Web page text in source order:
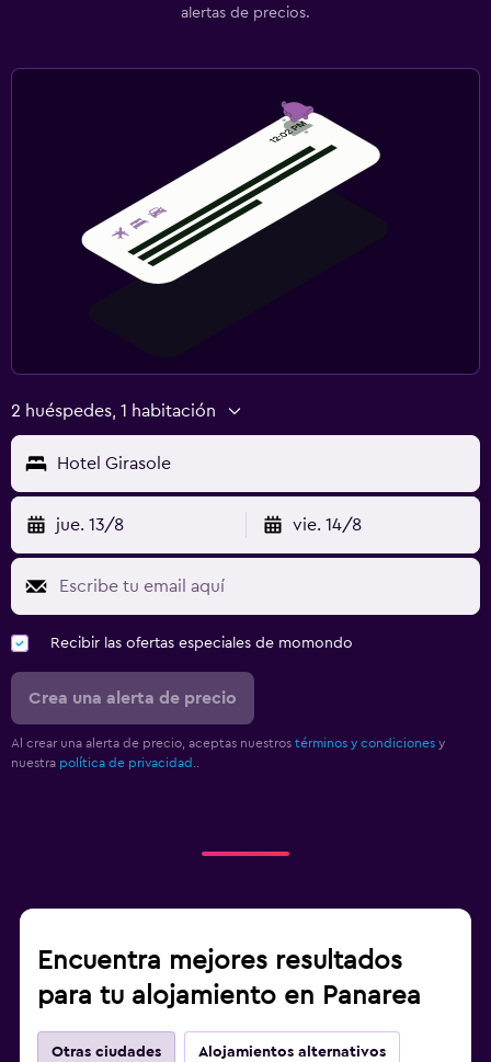
alertas de precios.
2 huéspedes, 1 habitación
Hotel Girasole
jue. 13/8 vie. 14/8
Recibir las ofertas especiales de momondo
Crea una alerta de precio
Al crear una alerta de precio, aceptas nuestros términos y condiciones y
nuestra política de privacidad.
Encuentra mejores resultados
para tu alojamiento en Panarea
Otras ciudades Alojamientos alternativos